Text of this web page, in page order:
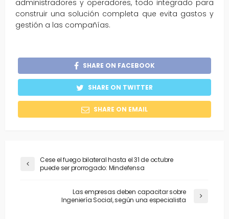
administradores y operadores, todo integrado para
construir una solución completa que evita gastos y
gestión a las compañías.
SHARE ON FACEBOOK
SHARE ON TWITTER
SHARE ON EMAIL
Cese el fuego bilateral hasta el 31 de octubre
puede ser prorrogado: Mindefensa
Las empresas deben capacitar sobre
Ingeniería Social, según una especialista